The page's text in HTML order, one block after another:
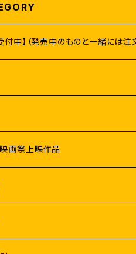
付中】（発売中のものと一緒には注
画祭上映作品